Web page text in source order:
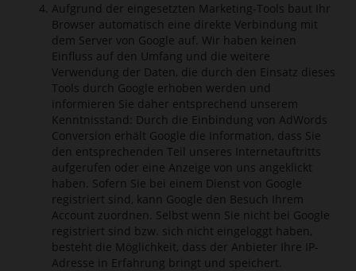
Aufgrund der eingesetzten Marketing-Tools baut Ihr
Browser automatisch eine direkte Verbindung mit
dem Server von Google auf. Wir haben keinen
Einfluss auf den Umfang und die weitere
Verwendung der Daten, die durch den Einsatz dieses
Tools durch Google erhoben werden und
informieren Sie daher entsprechend unserem
Kenntnisstand: Durch die Einbindung von AdWords
Conversion erhält Google die Information, dass Sie
den entsprechenden Teil unseres Internetauftritts
aufgerufen oder eine Anzeige von uns angeklickt
haben. Sofern Sie bei einem Dienst von Google
registriert sind, kann Google den Besuch Ihrem
Account zuordnen. Selbst wenn Sie nicht bei Google
registriert sind bzw. sich nicht eingeloggt haben,
besteht die Möglichkeit, dass der Anbieter Ihre IP-
Adresse in Erfahrung bringt und speichert.